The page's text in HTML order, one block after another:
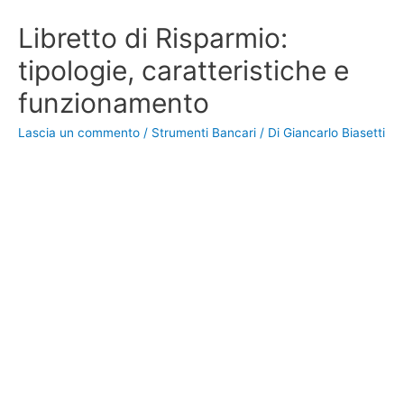
Libretto di Risparmio:
tipologie, caratteristiche e
funzionamento
Lascia un commento / Strumenti Bancari / Di Giancarlo Biasetti